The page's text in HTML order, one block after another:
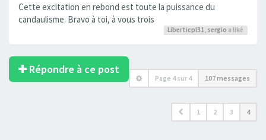
Cette excitation en rebond est toute la puissance du
candaulisme. Bravo à toi, à vous trois
Liberticpl31, sergio a liké
Répondre à ce post
Page 4sur 4 107 messages
1 2 3 4